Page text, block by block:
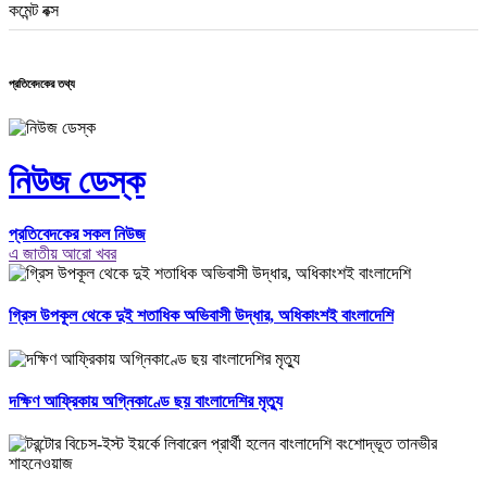
কমেন্ট বক্স
প্রতিবেদকের তথ্য
নিউজ ডেস্ক
প্রতিবেদকের সকল নিউজ
এ জাতীয় আরো খবর
গ্রিস উপকূল থেকে দুই শতাধিক অভিবাসী উদ্ধার, অধিকাংশই বাংলাদেশি
দক্ষিণ আফ্রিকায় অগ্নিকাণ্ডে ছয় বাংলাদেশির মৃত্যু